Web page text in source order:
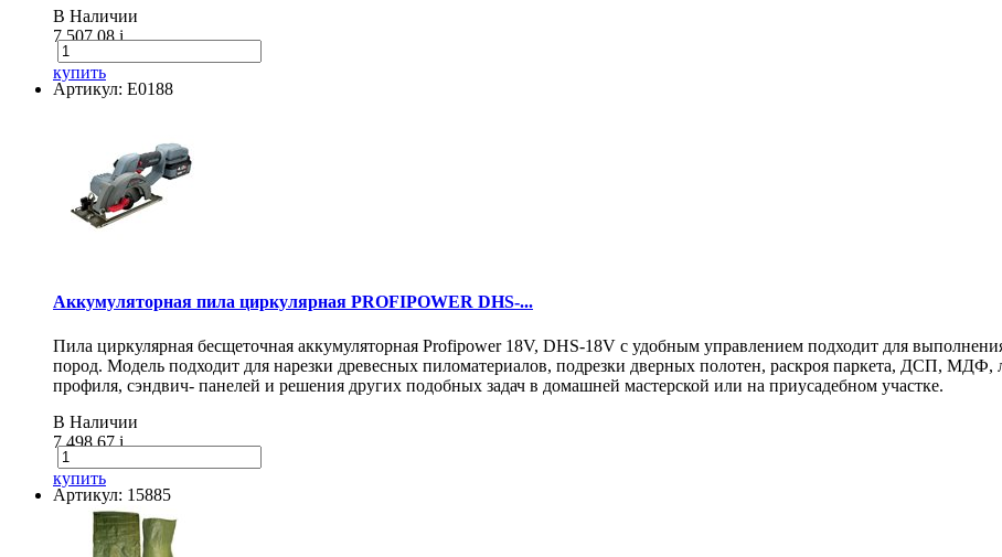
В Наличии
7 507.08i
купить
Артикул: E0188
Аккумуляторная пила циркулярная PROFIPOWER DHS-...
Пила циркулярная бесщеточная аккумуляторная Profipower 18V, DHS-18V с удобным управлением подходит для
пород. Модель подходит для нарезки древесных пиломатериалов, подрезки дверных полотен, раскроя паркета, ДСП,
профиля, сэндвич- панелей и решения других подобных задач в домашней мастерской или на приусадебном участке.
В Наличии
7 498.67i
купить
Артикул: 15885